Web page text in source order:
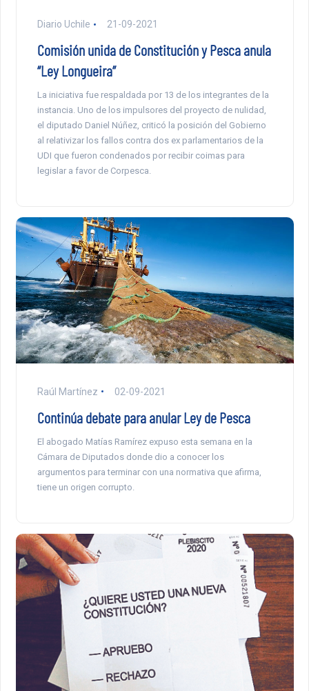
Diario Uchile 21-09-2021
Comisión unida de Constitución y Pesca anula
“Ley Longueira”
La iniciativa fue respaldada por 13 de los integrantes de la
instancia. Uno de los impulsores del proyecto de nulidad,
el diputado Daniel Núñez, criticó la posición del Gobierno
al relativizar los fallos contra dos ex parlamentarios de la
UDI que fueron condenados por recibir coimas para
legislar a favor de Corpesca.
Raúl Martínez 02-09-2021
Continúa debate para anular Ley de Pesca
El abogado Matías Ramírez expuso esta semana en la
Cámara de Diputados donde dio a conocer los
argumentos para terminar con una normativa que afirma,
tiene un origen corrupto.